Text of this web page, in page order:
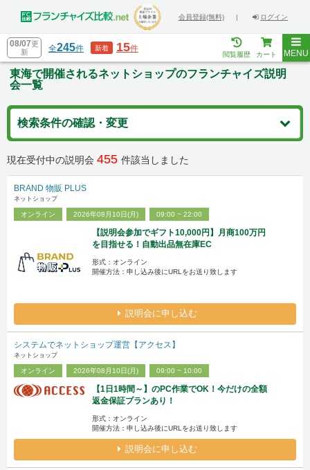
会員登録(無料) | ログイン
08/07更
新
全245件 新着 15件
閲覧履歴 カート MENU
東海で開催されるネットショップのフランチャイズ説明
会一覧
検索条件の確認・変更
現在受付中の説明会 455 件該当しました
BRAND 物販 PLUS
ネットショップ
オンライン 2026年08月10日(月) 09:00 ~ 22:00
【説明会参加でギフト10,000円】月商100万円
を目指せる！自動出品無在庫EC
形式：オンライン
開催方法：申し込み後にURLをお送り致します
説明会に申し込む
システムでネットショップ運営【アクセス】
ネットショップ
オンライン 2026年08月10日(月) 09:00 ~ 10:00
【1日1時間～】のPC作業でOK！今だけの全額
返金保証プランあり！
形式：オンライン
開催方法：申し込み後にURLをお送り致します
説明会に申し込む